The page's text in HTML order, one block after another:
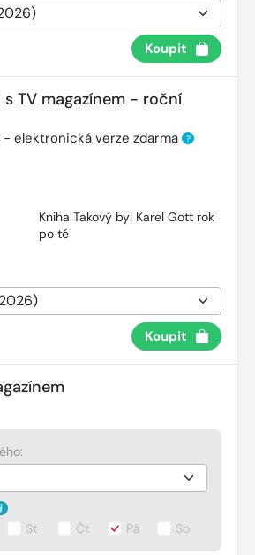
Koupit
s TV magazínem - roční
- elektronická verze zdarma ?
Kniha Takový byl Karel Gott rok
po té
Koupit
St Čt Pá So